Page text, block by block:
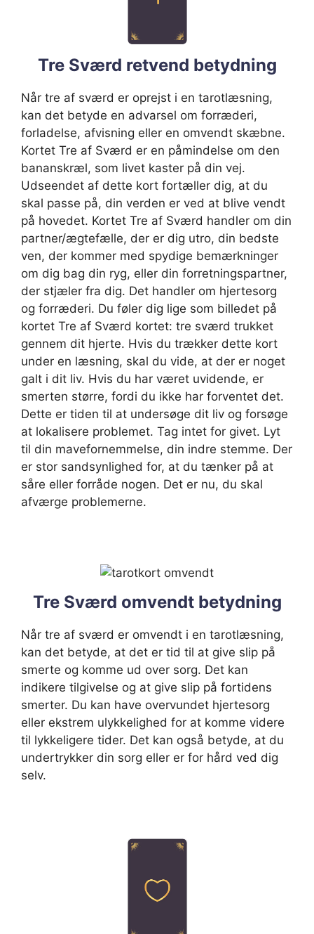
Tre Sværd retvend betydning
Når tre af sværd er oprejst i en tarotlæsning,
kan det betyde en advarsel om forræderi,
forladelse, afvisning eller en omvendt skæbne.
Kortet Tre af Sværd er en påmindelse om den
bananskræl, som livet kaster på din vej.
Udseendet af dette kort fortæller dig, at du
skal passe på, din verden er ved at blive vendt
på hovedet. Kortet Tre af Sværd handler om din
partner/ægtefælle, der er dig utro, din bedste
ven, der kommer med spydige bemærkninger
om dig bag din ryg, eller din forretningspartner,
der stjæler fra dig. Det handler om hjertesorg
og forræderi. Du føler dig lige som billedet på
kortet Tre af Sværd kortet: tre sværd trukket
gennem dit hjerte. Hvis du trækker dette kort
under en læsning, skal du vide, at der er noget
galt i dit liv. Hvis du har været uvidende, er
smerten større, fordi du ikke har forventet det.
Dette er tiden til at undersøge dit liv og forsøge
at lokalisere problemet. Tag intet for givet. Lyt
til din mavefornemmelse, din indre stemme. Der
er stor sandsynlighed for, at du tænker på at
såre eller forråde nogen. Det er nu, du skal
afværge problemerne.
Tre Sværd omvendt betydning
Når tre af sværd er omvendt i en tarotlæsning,
kan det betyde, at det er tid til at give slip på
smerte og komme ud over sorg. Det kan
indikere tilgivelse og at give slip på fortidens
smerter. Du kan have overvundet hjertesorg
eller ekstrem ulykkelighed for at komme videre
til lykkeligere tider. Det kan også betyde, at du
undertrykker din sorg eller er for hård ved dig
selv.